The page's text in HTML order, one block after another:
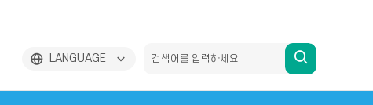
LANGUAGE
색